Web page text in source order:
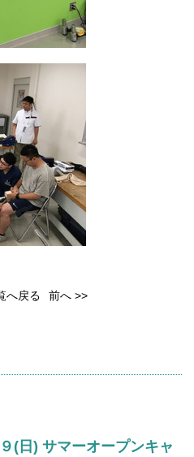
へ戻る 前へ >>
(日) サマーオープンキャ